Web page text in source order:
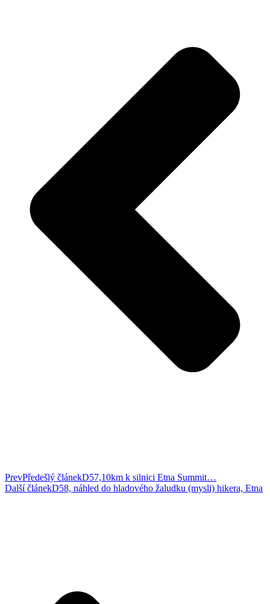
PrevPředešlý článekD57,10km k silnici Etna Summit…
Další článekD58, náhled do hladového žaludku (mysli) hikera, Etna